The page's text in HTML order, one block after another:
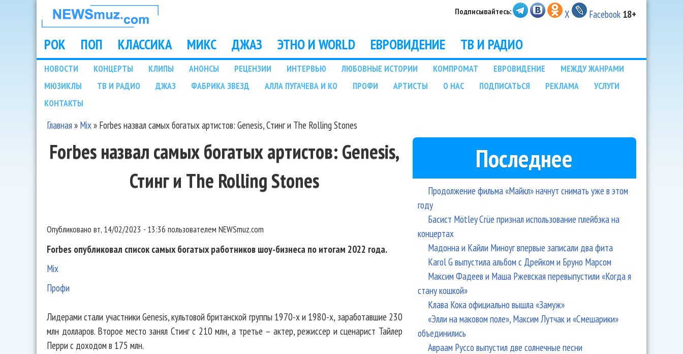
НОВОСТИ
МУЗЫКИ И
ШОУ БИЗНЕСА
NEWSMUZ.COM
Подписывайтесь: X Facebook 18+
Main menu
РОК ПОП КЛАССИКА МИКС ДЖАЗ ЭТНО И WORLD ЕВРОВИДЕНИЕ ТВ И РАДИО
Подразделы
НОВОСТИ КОНЦЕРТЫ КЛИПЫ АНОНСЫ РЕЦЕНЗИИ ИНТЕРВЬЮ ЛЮБОВНЫЕ ИСТОРИИ КОМПРОМАТ ЕВРОВИДЕНИЕ
МЕЖДУ ЖАНРАМИ
МЮЗИКЛЫ
ТВ И РАДИО ДЖАЗ ФАБРИКА ЗВЕЗД АЛЛА ПУГАЧЕВА И КО ПРОФИ АРТИСТЫ О НАС ПОДПИСАТЬСЯ РЕКЛАМА
УСЛУГИ
КОНТАКТЫ
Главная» Mix» Forbes назвал самых богатых артистов: Genesis, Стинг и The Rolling Stones
Forbes назвал самых богатых артистов: Genesis,
Стинг и The Rolling Stones
Опубликовано вт, 14/02/2023 - 13:36 пользователем NEWSmuz.com
Forbes опубликовал список самых богатых работников шоу-бизнеса по итогам 2022 года.
Mix
Профи
Лидерами стали участники Genesis, культовой британской группы 1970-х и 1980-х, заработавшие 230
млн долларов. Второе место занял Стинг с 210 млн, а третье – актер, режиссер и сценарист Тайлер
Перри с доходом в 175 млн.
Последнее
Продолжение фильма «Майкл» начнут снимать уже в этом
году
Басист Mötley Crüe признал использование плейбэка на
концертах
Мадонна и Кайли Миноуг впервые записали два фита
Karol G выпустила альбом с Дрейком и Бруно Марсом
Максим Фадеев и Маша Ржевская перевыпустили «Когда я
стану кошкой»
Клава Кока официально вышла «Замуж»
«Элли на маковом поле», Максим Лутчак и «Смешарики»
объединились
Авраам Руссо выпустил две солнечные песни